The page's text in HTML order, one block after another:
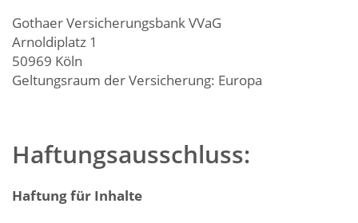
Gothaer Versicherungsbank VVaG
Arnoldiplatz 1
50969 Köln
Geltungsraum der Versicherung: Europa
Haftungsausschluss:
Haftungfür Inhalte